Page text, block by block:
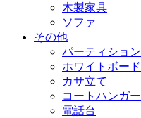
木製家具
ソファ
その他
パーティション
ホワイトボード
カサ立て
コートハンガー
電話台